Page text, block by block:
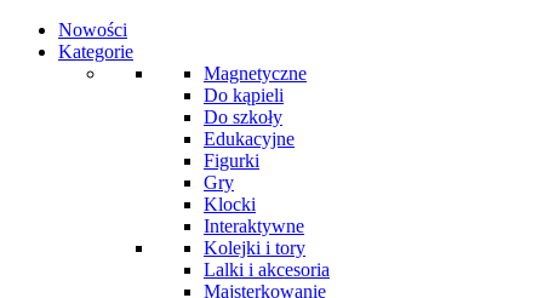
Nowości
Kategorie
Magnetyczne
Do kąpieli
Do szkoły
Edukacyjne
Figurki
Gry
Klocki
Interaktywne
Kolejki i tory
Lalki i akcesoria
Majsterkowanie